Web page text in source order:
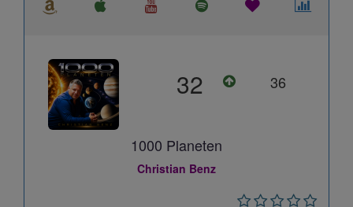
32 36
1000 Planeten
Christian Benz